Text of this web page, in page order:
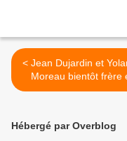
< Jean Dujardin et Yolande
Moreau bientôt frère
soeur à l'écran
Hébergé par Overblog